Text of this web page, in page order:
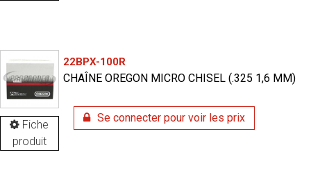
Fiche
produit
22BPX-100R
CHAÎNE OREGON MICRO CHISEL (.325 1,6 MM)
Se connecter pour voir les prix